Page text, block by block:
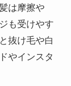
は摩擦や
も受けやす
抜け毛や白
やインスタ